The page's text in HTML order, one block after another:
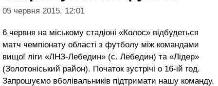
05 червня 2015, 12:01
6 червня на міському стадіоні «Колос» відбудеться
матч чемпіонату області з футболу між командами
вищої ліги «ЛНЗ-Лебедин» (с. Лебедин) та «Лідер»
(Золотоніський район). Початок зустрічі о 16-ій год.
Запрошуємо вболівальників підтримати нашу команду.